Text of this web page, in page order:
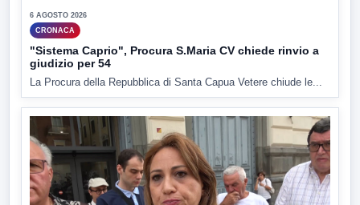
6 AGOSTO 2026
CRONACA
"Sistema Caprio", Procura S.Maria CV chiede rinvio a
giudizio per 54
La Procura della Repubblica di Santa Capua Vetere chiude le...